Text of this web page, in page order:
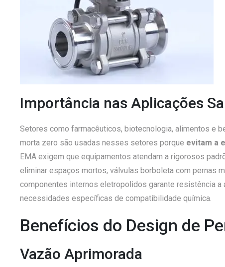
Importância nas Aplicações
Setores como farmacêuticos, biotecnologia, alimentos e
morta zero são usadas nesses setores porque evitam a
EMA exigem que equipamentos atendam a rigorosos
eliminar espaços mortos, válvulas borboleta com pernas
componentes internos eletropolidos garante resistência
necessidades específicas de compatibilidade química.
Benefícios do Design de
Vazão Aprimorada